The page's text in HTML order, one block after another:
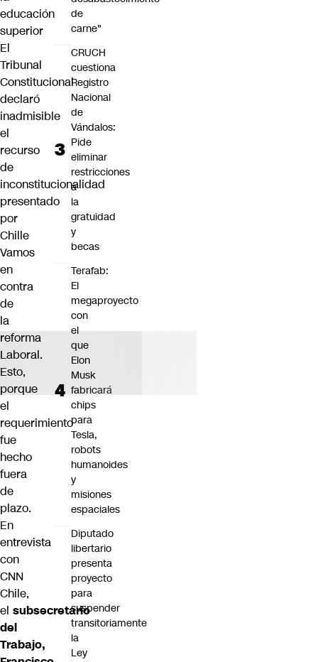
educación
superior
El
Tribunal
Constitucional
declaró
inadmisible
el
recurso
de
inconstitucionalidad
presentado
por
Chille
Vamos
en
contra
de
la
reforma
Laboral.
Esto,
porque
el
requerimiento
fue
hecho
fuera
de
plazo.
En
entrevista
con
CNN
Chile,
el subsecretario
del
Trabajo,
de
carne"
CRUCH
cuestiona
Registro
Nacional
de
Vándalos:
Pide
eliminar
restricciones
a
la
gratuidad
y
becas
Terafab:
El
megaproyecto
con
el
que
Elon
Musk
fabricará
chips
para
Tesla,
robots
humanoides
y
misiones
espaciales
Diputado
libertario
presenta
proyecto
para
suspender
transitoriamente
la
Ley